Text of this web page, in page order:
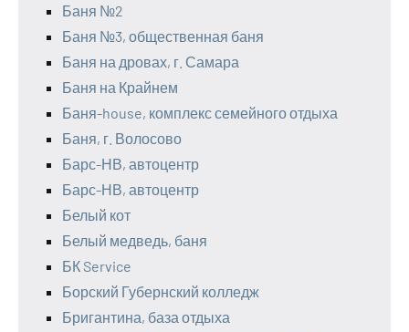
Баня №2
Баня №3, общественная баня
Баня на дровах, г. Самара
Баня на Крайнем
Баня-house, комплекс семейного отдыха
Баня, г. Волосово
Барс-НВ, автоцентр
Барс-НВ, автоцентр
Белый кот
Белый медведь, баня
БК Service
Борский Губернский колледж
Бригантина, база отдыха